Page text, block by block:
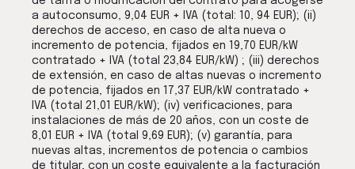
a autoconsumo, 9,04 EUR + IVA (total: 10, 94 EUR); (ii)
derechos de acceso, en caso de alta nueva o
incremento de potencia, fijados en 19,70 EUR/kW
contratado + IVA (total 23,84 EUR/kW) ; (iii) derechos
de extensión, en caso de altas nuevas o incremento
de potencia, fijados en 17,37 EUR/kW contratado +
IVA (total 21,01 EUR/kW); (iv) verificaciones, para
instalaciones de más de 20 años, con un coste de
8,01 EUR + IVA (total 9,69 EUR); (v) garantía, para
nuevas altas, incrementos de potencia o cambios
de titular, con un coste equivalente a la facturación